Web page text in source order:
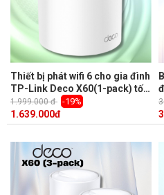
Thiết bị phát wifi 6 cho gia đình
TP-Link Deco X60(1-pack) tốc
độ 574 Mbps 2.4 GHz và 4,804
Mbps trên 5 GHz, Công nghệ
OFDMA và MU-MIMO
1.999.000 đ -19%
1.639.000đ